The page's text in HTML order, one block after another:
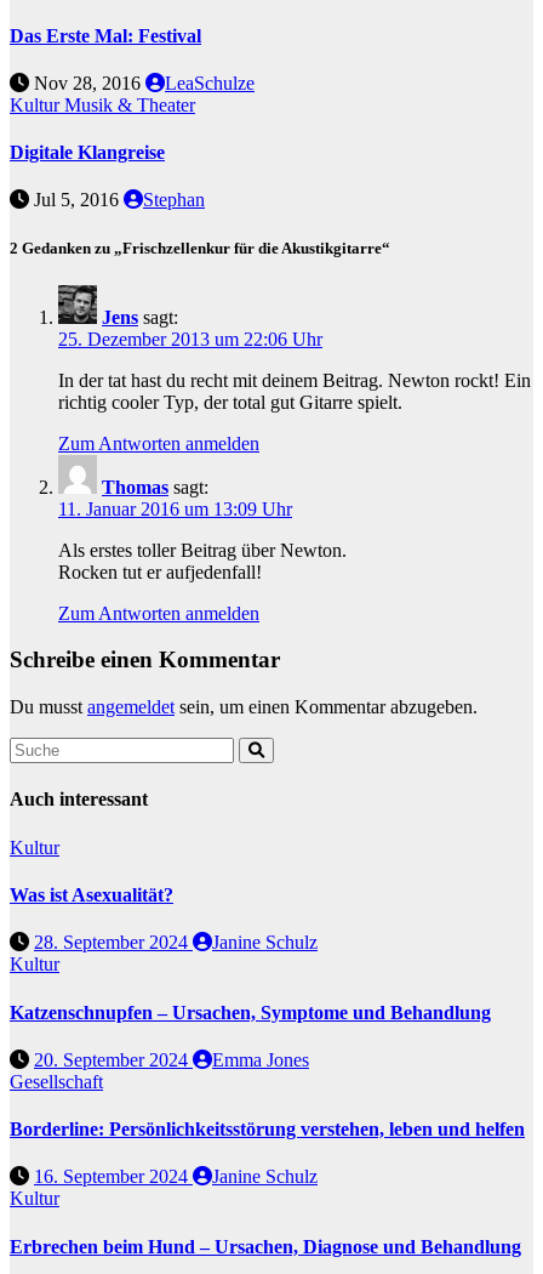
Das Erste Mal: Festival
Nov 28, 2016
LeaSchulze
KulturMusik & Theater
Digitale Klangreise
Jul 5, 2016 Stephan
2 Gedanken zu „Frischzellenkur für die Akustikgitarre“
Jens sagt:
25. Dezember 2013 um 22:06 Uhr
In der tat hast du recht mit deinem Beitrag. Newton rockt! Ein
richtig cooler Typ, der total gut Gitarre spielt.
Zum Antworten anmelden
Thomas sagt:
11. Januar 2016 um 13:09 Uhr
Als erstes toller Beitrag über Newton.
Rocken tut er aufjedenfall!
Zum Antworten anmelden
Schreibe einen Kommentar
Du musst angemeldet sein, um einen Kommentar abzugeben.
Auch interessant
Kultur
Was ist Asexualität?
28. September 2024
Janine Schulz
Kultur
Katzenschnupfen – Ursachen, Symptome und Behandlung
20. September 2024
Emma Jones
Gesellschaft
Borderline: Persönlichkeitsstörung verstehen, leben und helfen
16. September 2024
Janine Schulz
Kultur
Erbrechen beim Hund – Ursachen, Diagnose und Behandlung